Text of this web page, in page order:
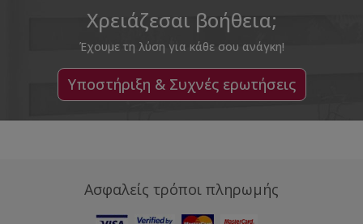
Χρειάζεσαι βοήθεια;
Έχουμε τη λύση για κάθε σου ανάγκη!
Υποστήριξη & Συχνές ερωτήσεις
Ασφαλείς τρόποι πληρωμής